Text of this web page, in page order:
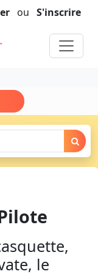
ou S'inscrire
le